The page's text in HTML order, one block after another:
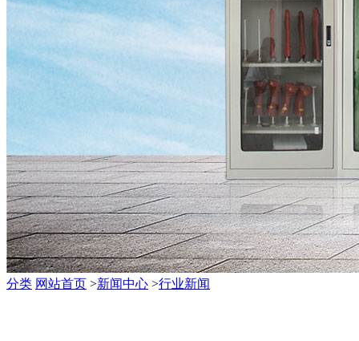
分类 网站首页 >新闻中心 >行业新闻